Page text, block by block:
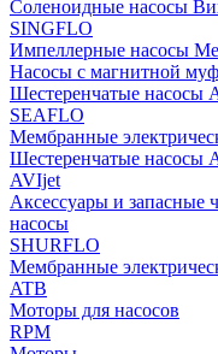
Соленоидные насосы
SINGFLO
Импеллерные насосы
Насосы с магнитной
Шестеренчатые насосы
SEAFLO
Мембранные
Шестеренчатые насосы
AVIjet
Аксессуары и запасные
насосы
SHURFLO
Мембранные
ATB
Моторы для насосов
RPM